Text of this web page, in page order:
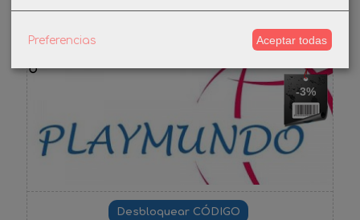
-3%
Preferencias Aceptar todas